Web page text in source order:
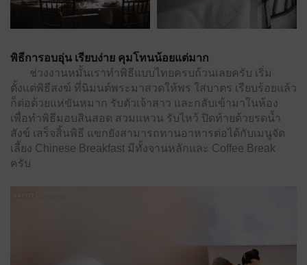
พิธีการอบอุ่น เรียบง่าย คุมโทนน้อยแต่มาก
ช่วงงานหมั้นเราทำพิธีแบบไทยครบถ้วนเลยครับ เริ่ม
ตั้งแต่พิธีสงฆ์ ที่นิมนต์พระมาสวดให้พร ใส่บาตร เรียบร้อยแล้ว
ก็ต่อด้วยแห่ขันหมาก รับตัวเจ้าสาว และกลับเข้ามาในห้อง
เพื่อทำพิธีมอบสินสอด สวมแหวน รับไหว้ ปิดท้ายด้วยรดน้ำ
สังข์ เสร็จสิ้นพิธี แขกยังสามารถทานอาหารต่อได้กับเมนูจัด
เลี้ยง Chinese Breakfast มีทั้งจานหลักและ Coffee Break
ครับ